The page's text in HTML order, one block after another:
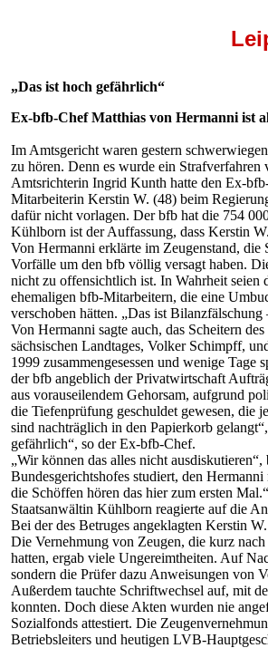
„Das ist hoch gefährlich“
Ex-bfb-Chef Matthias von Hermanni ist
Im Amtsgericht waren gestern
zu hören. Denn es wurde ein
Amtsrichterin Ingrid Kunth hatte den Ex-
Mitarbeiterin Kerstin W. (48) beim
dafür nicht vorlagen. Der bfb hat die 754
Kühlborn ist der Auffassung, dass Kerstin
Von Hermanni erklärte im Zeugenstand,
Vorfälle um den bfb völlig versagt haben.
nicht zu offensichtlich ist. In Wahrheit seien
ehemaligen bfb-Mitarbeitern, die eine
verschoben hätten. „Das ist
Von Hermanni sagte auch, das Scheitern
sächsischen Landtages, Volker Schimpff,
1999 zusammengesessen und wenige Tage
der bfb angeblich der Privatwirtschaft
aus vorauseilendem Gehorsam, aufgrund
die Tiefenprüfung geschuldet gewesen, die
sind nachträglich in den Papierkorb
gefährlich“, so der Ex-bfb-Chef.
„Wir können das alles nicht
Bundesgerichtshofes studiert, den
die Schöffen hören das hier zum ersten Mal.“
Staatsanwältin Kühlborn reagierte auf die
Bei der des Betruges angeklagten Kerstin
Die Vernehmung von Zeugen, die kurz
hatten, ergab viele Ungereimtheiten. Auf
sondern die Prüfer dazu Anweisungen von
Außerdem tauchte Schriftwechsel auf, mit
konnten. Doch diese Akten wurden nie
Sozialfonds attestiert. Die
Betriebsleiters und heutigen LVB-